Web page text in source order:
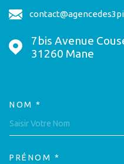
7bis Avenue
31260
Mane
NOM *
PRÉNOM *